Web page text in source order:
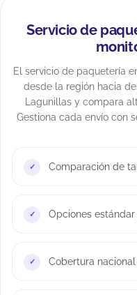
Servicio de
El servicio de paquetería
desde la región hacia
Lagunillas y compara
Gestiona cada envío con
Comparación de
Opciones
Cobertura